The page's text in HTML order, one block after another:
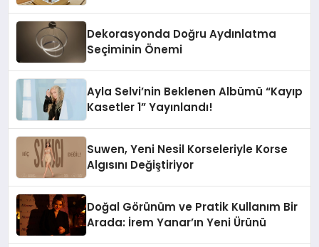
Dekorasyonda Doğru Aydınlatma
Seçiminin Önemi
Ayla Selvi’nin Beklenen Albümü “Kayıp
Kasetler 1” Yayınlandı!
Suwen, Yeni Nesil Korseleriyle Korse
Algısını Değiştiriyor
Doğal Görünüm ve Pratik Kullanım Bir
Arada: İrem Yanar’ın Yeni Ürünü